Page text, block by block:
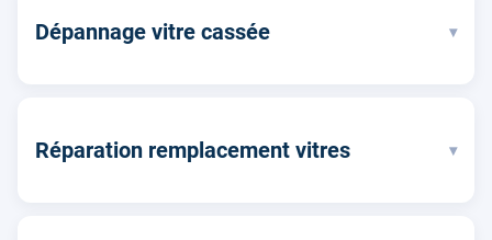
Dépannage vitre cassée ▾
Réparation remplacement vitres ▾